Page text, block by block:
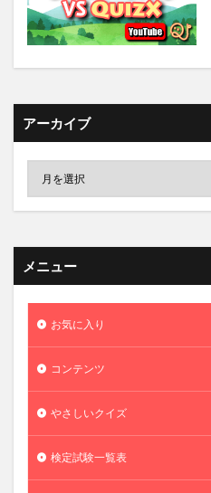
アーカイブ
メニュー
お気に入り
コンテンツ
やさしいクイズ
検定試験一覧表